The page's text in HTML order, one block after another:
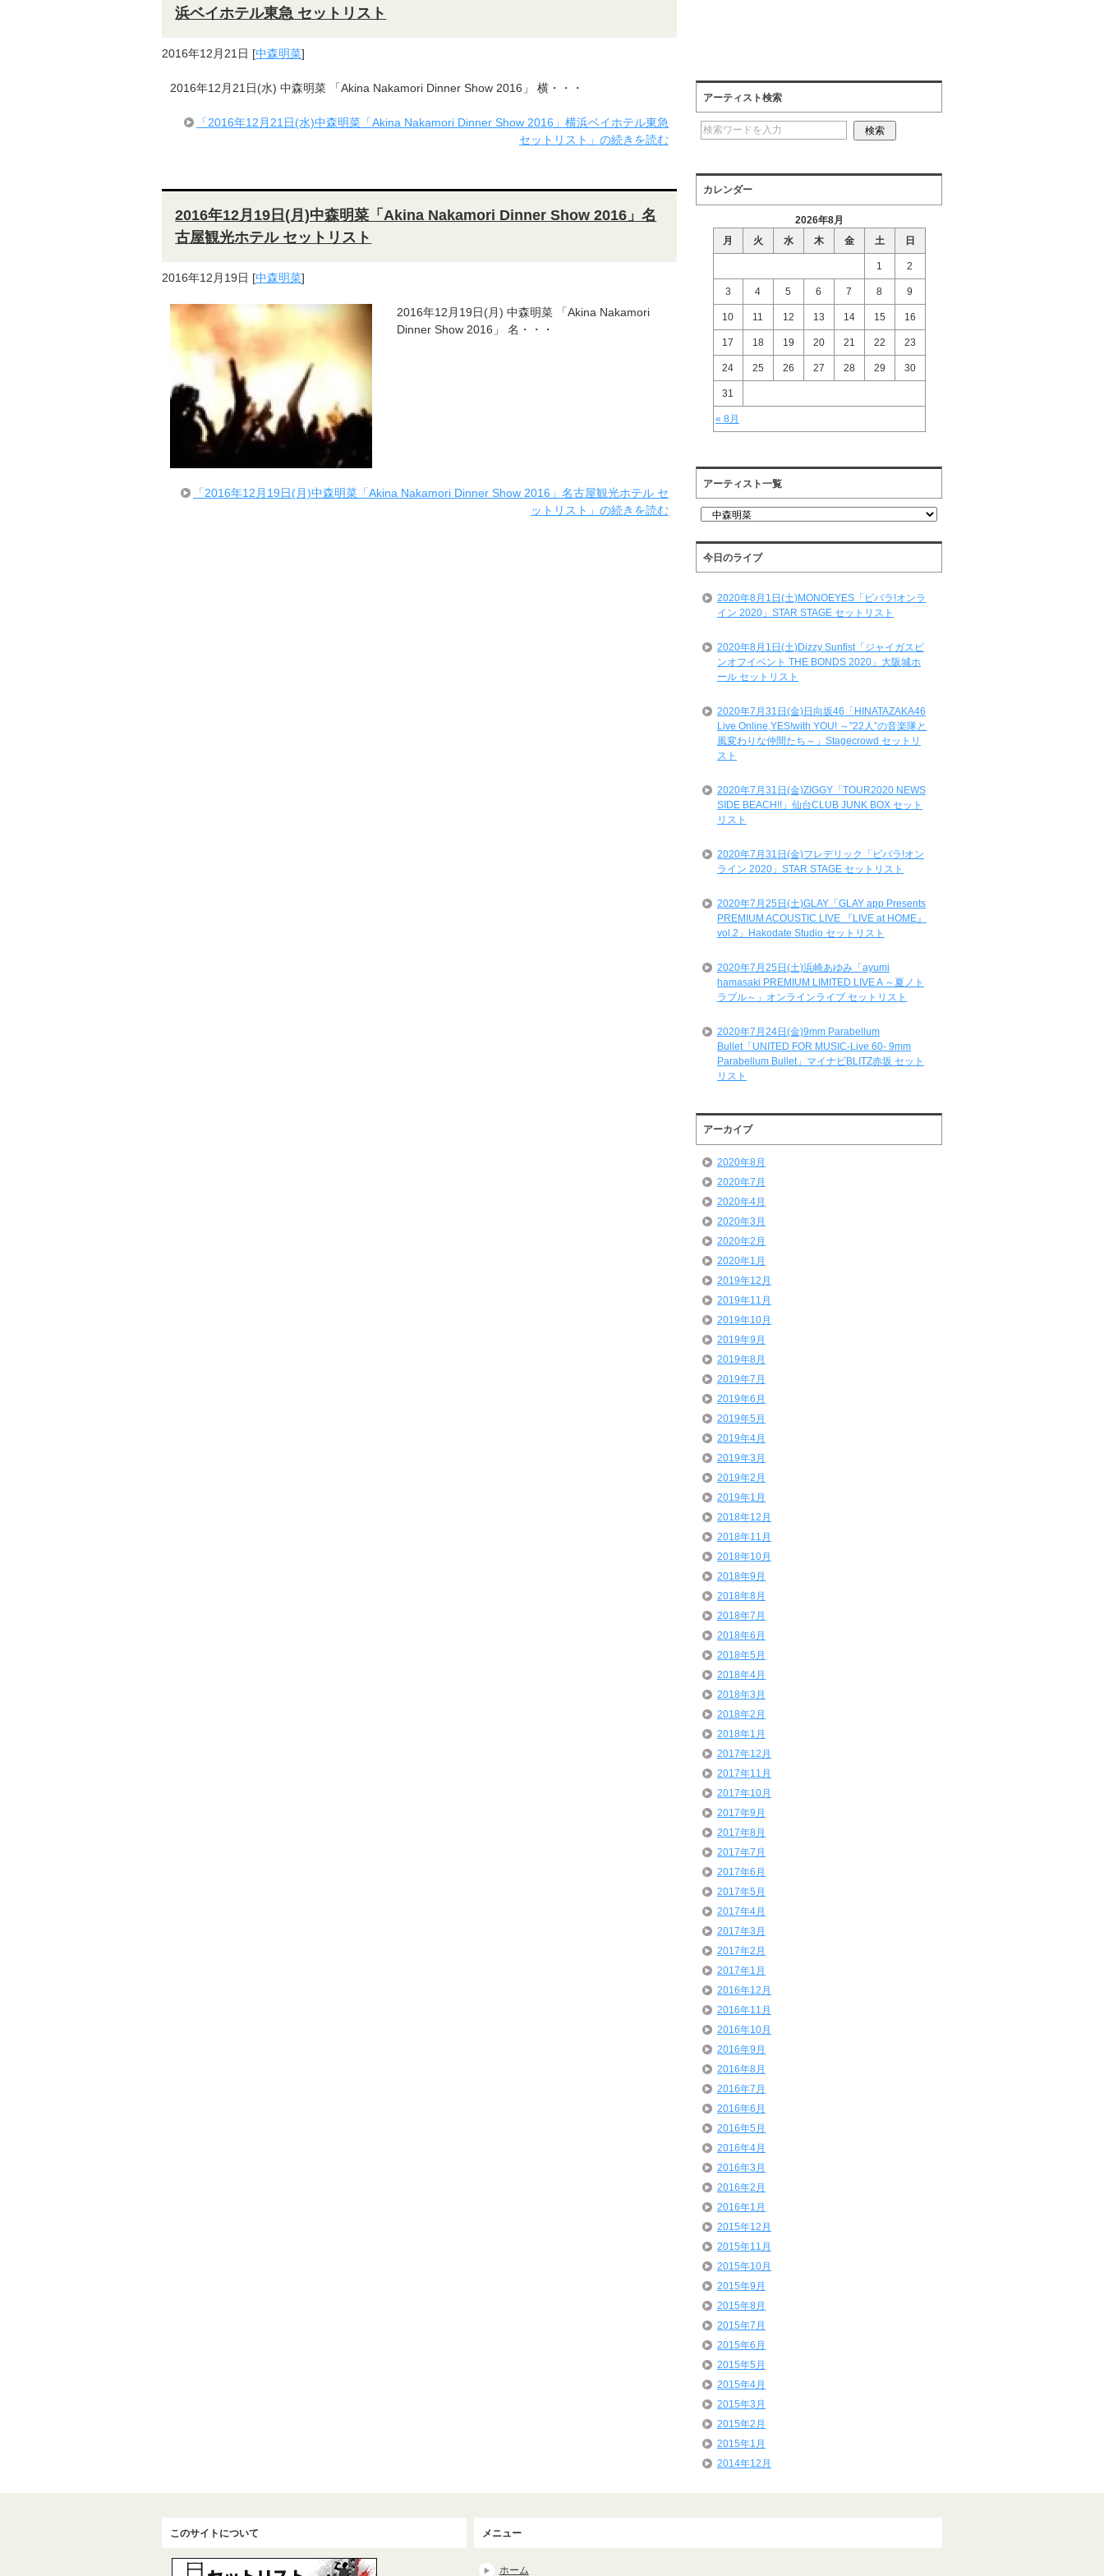
浜ベイホテル東急 セットリスト
2016年12月21日 [中森明菜]
2016年12月21日(水) 中森明菜 「Akina Nakamori Dinner Show 2016」 横・・・
「2016年12月21日(水)中森明菜「Akina Nakamori Dinner Show 2016」横浜ベイホテル東急
セットリスト」の続きを読む
2016年12月19日(月)中森明菜「Akina Nakamori Dinner Show 2016」名
古屋観光ホテル セットリスト
2016年12月19日 [中森明菜]
2016年12月19日(月) 中森明菜 「Akina Nakamori
Dinner Show 2016」 名・・・
「2016年12月19日(月)中森明菜「Akina Nakamori Dinner Show 2016」名古屋観光ホテル セ
ットリスト」の続きを読む
アーティスト検索
カレンダー
2026年8月
月
火 水 木 金 土 日
« 8月
1 2
3 4 5 6 7 8 9
10 11 12 13 14 15 16
17 18 19 20 21 22 23
24 25 26 27 28 29 30
31
アーティスト一覧
テ
ィ
ス
一
今日のライブ
2020年8月1日(土)MONOEYES「ビバラ!オンラ
イン 2020」STAR STAGE セットリスト
2020年8月1日(土)Dizzy Sunfist「ジャイガスピ
ンオフイベント THE BONDS 2020」大阪城ホ
ール セットリスト
2020年7月31日(金)日向坂46「HINATAZAKA46
Live Online,YES!with YOU! ～”22人”の音楽隊と
風変わりな仲間たち～」Stagecrowd セットリ
スト
2020年7月31日(金)ZIGGY「TOUR2020 NEWS
SIDE BEACH!!」仙台CLUB JUNK BOX セット
リスト
2020年7月31日(金)フレデリック「ビバラ!オン
ライン 2020」STAR STAGE セットリスト
2020年7月25日(土)GLAY「GLAY app Presents
PREMIUM ACOUSTIC LIVE 『LIVE at HOME』
vol.2」Hakodate Studio セットリスト
2020年7月25日(土)浜崎あゆみ「ayumi
hamasaki PREMIUM LIMITED LIVE A ～夏ノト
ラブル～」オンラインライブ セットリスト
2020年7月24日(金)9mm Parabellum
Bullet「UNITED FOR MUSIC-Live 60- 9mm
Parabellum Bullet」マイナビBLITZ赤坂 セット
リスト
アーカイブ
2020年8月
2020年7月
2020年4月
2020年3月
2020年2月
2020年1月
2019年12月
2019年11月
2019年10月
2019年9月
2019年8月
2019年7月
2019年6月
2019年5月
2019年4月
2019年3月
2019年2月
2019年1月
2018年12月
2018年11月
2018年10月
2018年9月
2018年8月
2018年7月
2018年6月
2018年5月
2018年4月
2018年3月
2018年2月
2018年1月
2017年12月
2017年11月
2017年10月
2017年9月
2017年8月
2017年7月
2017年6月
2017年5月
2017年4月
2017年3月
2017年2月
2017年1月
2016年12月
2016年11月
2016年10月
2016年9月
2016年8月
2016年7月
2016年6月
2016年5月
2016年4月
2016年3月
2016年2月
2016年1月
2015年12月
2015年11月
2015年10月
2015年9月
2015年8月
2015年7月
2015年6月
2015年5月
2015年4月
2015年3月
2015年2月
2015年1月
2014年12月
このサイトについて メニュー
ホーム